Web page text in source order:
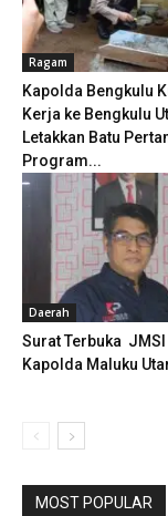
Ragam
Kapolda Bengkulu
Kerja ke Bengkulu
Letakkan Batu
Program...
Daerah
Surat Terbuka JMSI
Kapolda Maluku
MOST POPULAR